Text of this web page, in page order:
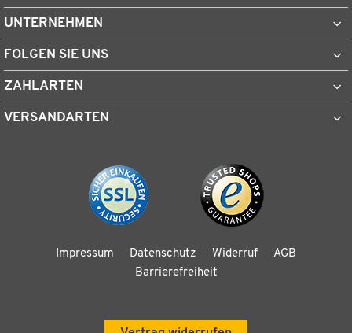
UNTERNEHMEN
FOLGEN SIE UNS
ZAHLARTEN
VERSANDARTEN
Impressum Datenschutz Widerruf
AGB
Barrierefreiheit